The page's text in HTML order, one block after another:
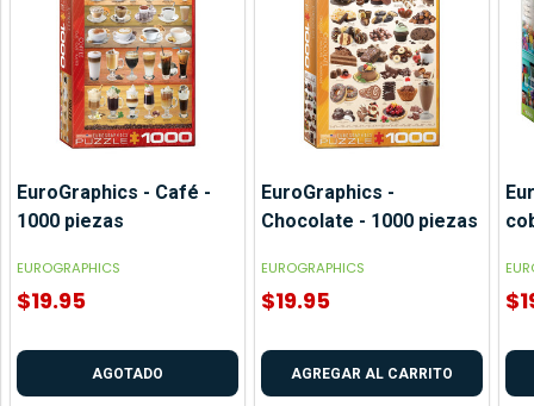
EuroGraphics - Café -
1000 piezas
EUROGRAPHICS
$19.95
AGOTADO
EuroGraphics -
Chocolate - 1000 piezas
EUROGRAPHICS
$19.95
AGREGAR AL CARRITO